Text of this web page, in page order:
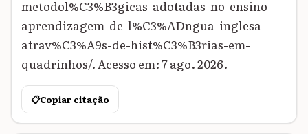
metodol%C3%B3gicas-adotadas-no-ensino-
aprendizagem-de-l%C3%ADngua-inglesa-
atrav%C3%A9s-de-hist%C3%B3rias-em-
quadrinhos/. Acesso em: 7 ago. 2026.
📋Copiar citação